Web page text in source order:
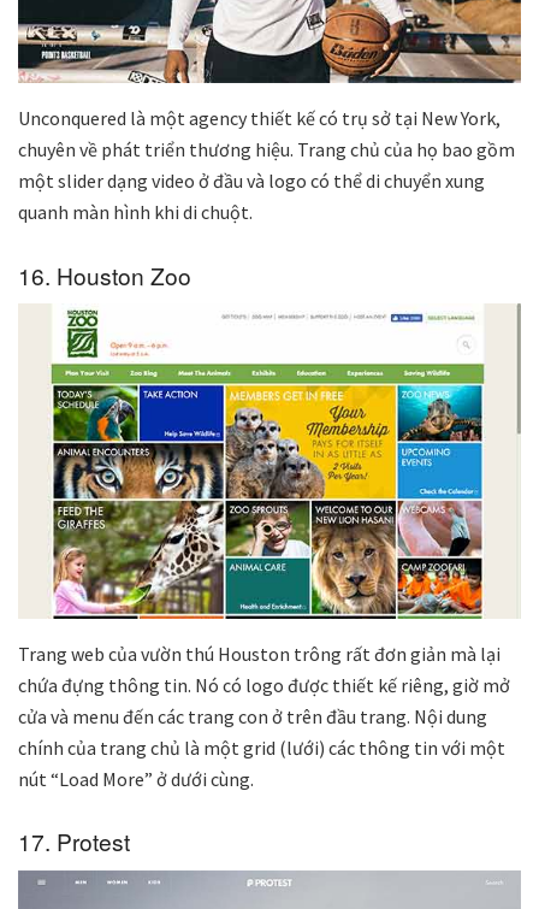
Unconquered là một agency thiết kế có trụ sở tại New York,
chuyên về phát triển thương hiệu. Trang chủ của họ bao gồm
một slider dạng video ở đầu và logo có thể di chuyển xung
quanh màn hình khi di chuột.
16. Houston Zoo
Trang web của vườn thú Houston trông rất đơn giản mà lại
chứa đựng thông tin. Nó có logo được thiết kế riêng, giờ mở
cửa và menu đến các trang con ở trên đầu trang. Nội dung
chính của trang chủ là một grid (lưới) các thông tin với một
nút “Load More” ở dưới cùng.
17. Protest